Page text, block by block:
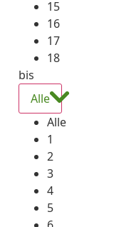
15
16
17
18
bis
Alle
Alle
1
2
3
4
5